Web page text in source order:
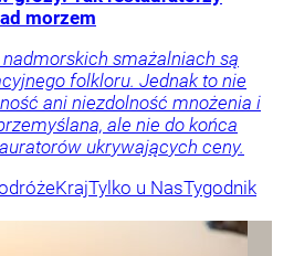
morzem
smażalniach są
folkloru. Jednak to nie
ani niezdolność mnożenia i
ale nie do końca
ukrywających ceny.
KrajTylko u NasTygodnik